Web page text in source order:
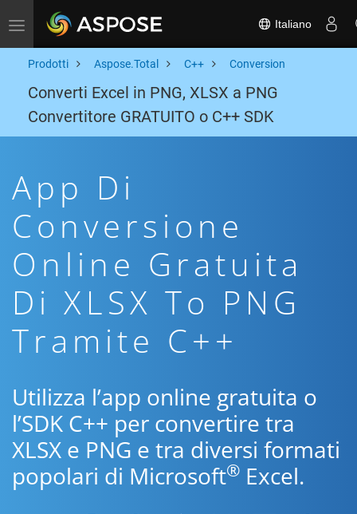
Toggle navigation Italiano
Prodotti Aspose.Total C++ Conversion
Converti Excel in PNG, XLSX a PNG
Convertitore GRATUITO o C++ SDK
App Di
Conversione
Online Gratuita
Di XLSX To PNG
Tramite C++
Utilizza l’app online gratuita o
l’SDK C++ per convertire tra
XLSX e PNG e tra diversi formati
popolari di Microsoft® Excel.